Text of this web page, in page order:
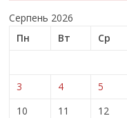
Серпень 2026
Пн
Вт Ср
3
4 5
10
11 12